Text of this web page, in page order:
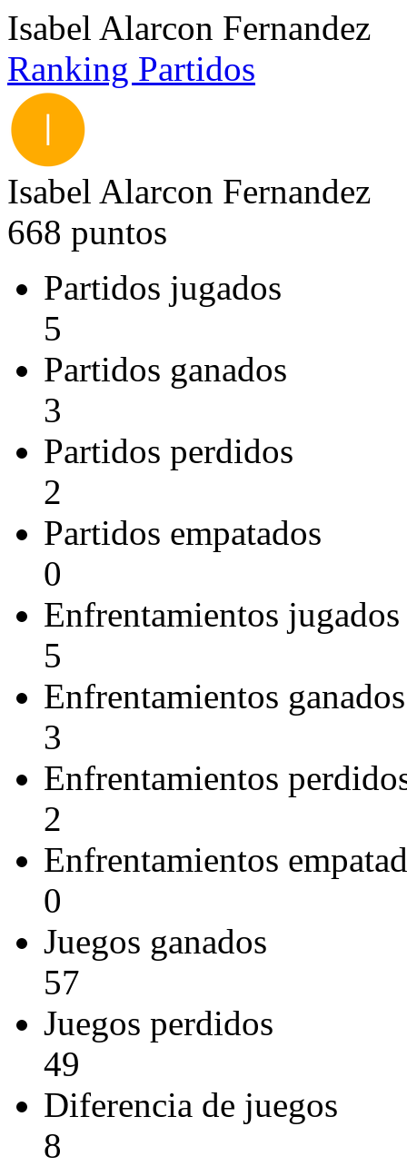
Isabel Alarcon Fernandez
Ranking Partidos
Isabel Alarcon Fernandez
668 puntos
Partidos jugados
5
Partidos ganados
3
Partidos perdidos
2
Partidos empatados
0
Enfrentamientos jugados
5
Enfrentamientos ganados
3
Enfrentamientos
2
Enfrentamientos
0
Juegos ganados
57
Juegos perdidos
49
Diferencia de juegos
8